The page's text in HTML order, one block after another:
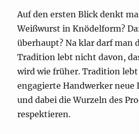
Auf den ersten Blick denkt
Weißwurst in Knödelform?
überhaupt? Na klar darf man
Tradition lebt nicht davon,
wird wie früher. Tradition lebt
engagierte Handwerker neue
und dabei die Wurzeln des
respektieren.